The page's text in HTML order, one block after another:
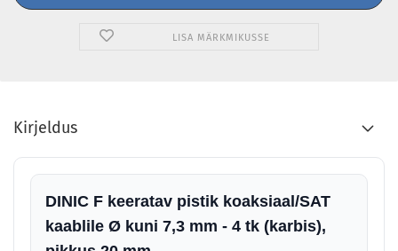
LISA MÄRKMIKUSSE
Kirjeldus
DINIC F keeratav pistik koaksiaal/SAT
kaablile Ø kuni 7,3 mm - 4 tk (karbis),